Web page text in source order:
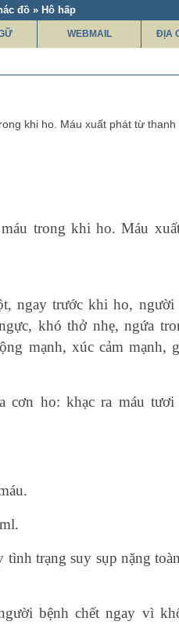
đồ » Hô hấp
WEBMAIL ĐỊA
khi ho. Máu xuất phát từ
trong khi ho. Máu
ngay trước khi ho, người
khó thở nhẹ, ngứa
mạnh, xúc cảm mạnh,
cơn ho: khạc ra máu
tình trạng suy sụp nặng
bệnh chết ngay vì